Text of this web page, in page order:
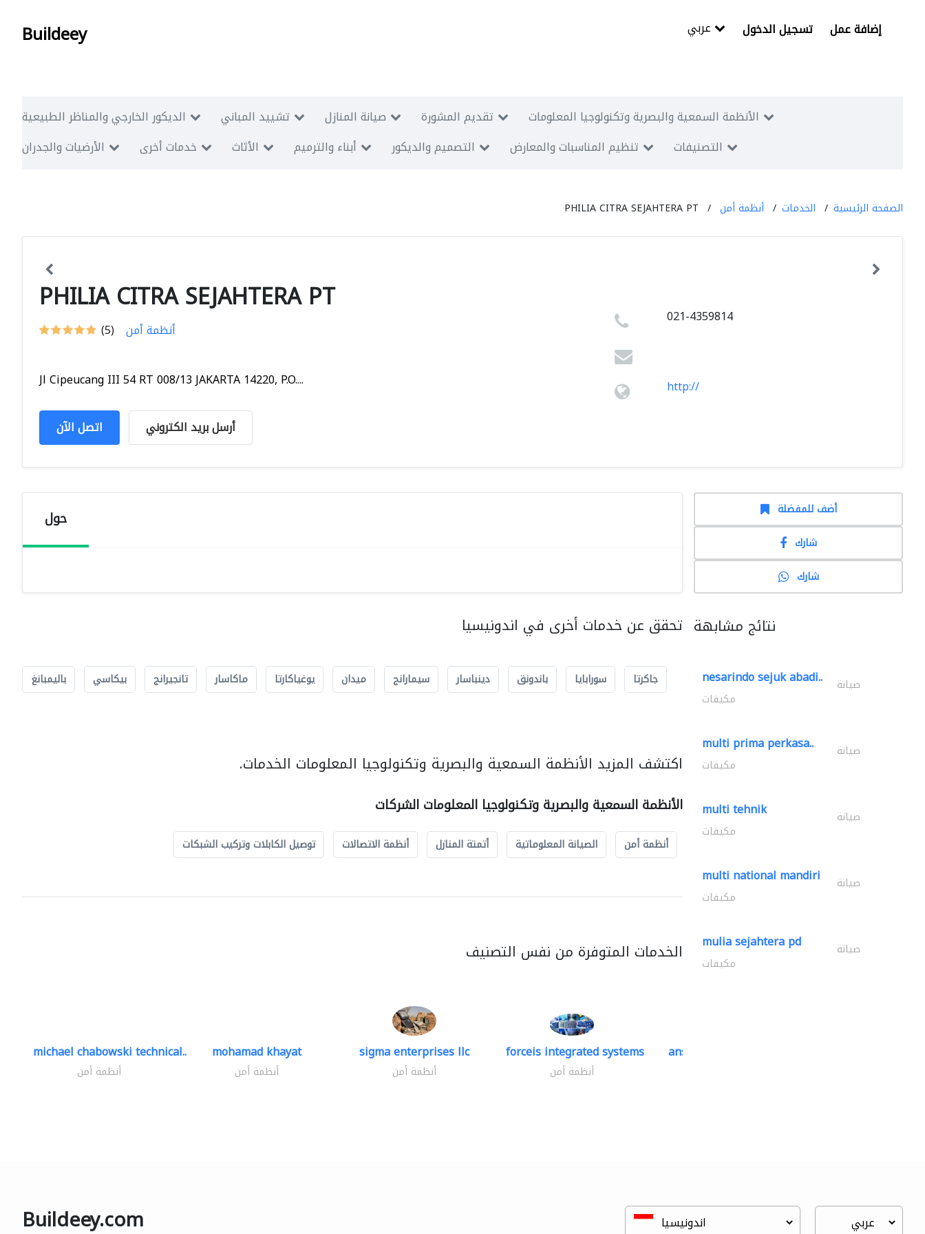
Buildeey تسجيل الدخول إضافة عمل
الديكور الخارجي والمناظر الطبيعية تشييد المباني صيانة المنازل تقديم المشورة
الأنظمة السمعية والبصرية وتكنولوجيا المعلومات
الأرضيات والجدران
خدمات أخرى الأثاث أبناء والترميم التصميم والديكور تنظيم المناسبات والمعارض التصنيفات
الصفحة الرئيسية الخدمات أنظمة أمن PHILIA CITRA SEJAHTERA PT
PHILIA CITRA SEJAHTERA PT
(5) أنظمة أمن
Jl Cipeucang III 54 RT 008/13 JAKARTA 14220, P.O....
اتصل الآن أرسل بريد الكتروني
021-4359814
http://
حول
تحقق عن خدمات أخرى في اندونيسيا
جاكرتا سورابايا باندونق دينباسار سيمارانج ميدان يوغياكارتا ماكاسار تانجيرانج بيكاسي باليمبانغ
اكتشف المزيد الأنظمة السمعية والبصرية وتكنولوجيا المعلومات الخدمات.
الأنظمة السمعية والبصرية وتكنولوجيا المعلومات الشركات
أنظمة أمن الصيانة المعلوماتية أتمتة المنازل أنظمة الاتصالات توصيل الكابلات وتركيب الشبكات
الخدمات المتوفرة من نفس التصنيف
michael chabowski technical..
أنظمة أمن
mohamad khayat
أنظمة أمن
sigma enterprises llc
أنظمة أمن
forceis integrated systems
أنظمة أمن
ansari security systems
أضف للمفضلة
شارك
شارك
نتائج مشابهة
nesarindo sejuk abadi.. صيانة
مكيفات
multi prima perkasa.. صيانة
مكيفات
multi tehnik صيانة
مكيفات
multi national mandiri صيانة
مكيفات
mulia sejahtera pd صيانة
مكيفات
Buildeey.com